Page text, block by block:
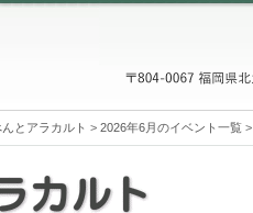
んとアラカルト > 2026年6月のイベント一覧>